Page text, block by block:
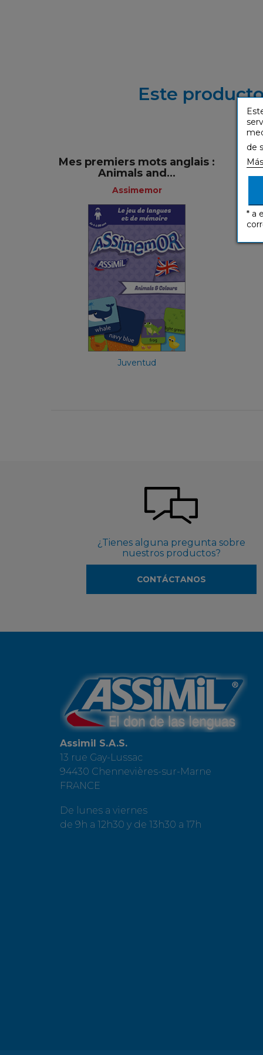
Este
Mes premiers mots anglais :
Animals and...
Assimemor
Juventud
Assimemor
Francés
4,99 €
¿Tienes alguna pregunta sobre
nuestros productos?
CONTÁCTANOS
Assimil S.A.S.
13 rue Gay-Lussac
94430 Chennevières-sur-Marne
FRANCE
De lunes a viernes
de 9h a 12h30 y de 13h30 a 17h
de
* a